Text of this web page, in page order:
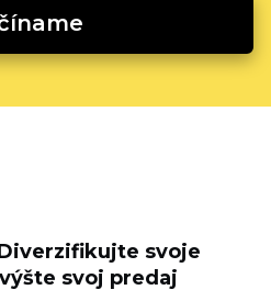
svoje
svoj predaj